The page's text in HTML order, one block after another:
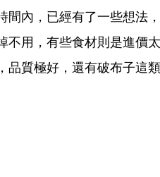
間內，已經有了一些想法
不用，有些食材則是進價
品質極好，還有破布子這